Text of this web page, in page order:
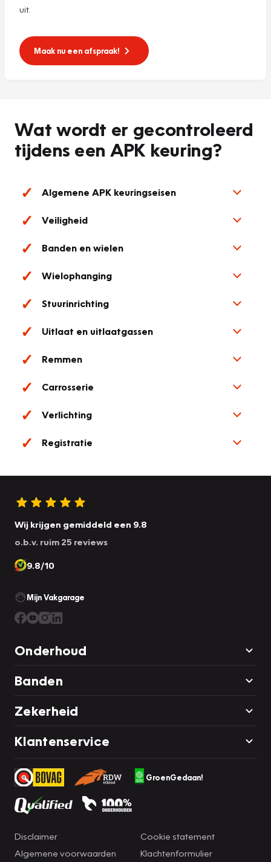
uit.
Maak nu een afspraak!
Wat wordt er gecontroleerd
tijdens een APK keuring?
Algemene APK keuringseisen
Veiligheid
Banden en wielen
Wielophanging
Stuurinrichting
Uitlaat en uitlaatgassen
Remmen
Carrosserie
Verlichting
Registratie
Wij krijgen gemiddeld een 9.8
o.b.v. ruim 25 reviews
9.8/10
Mijn Vakgarage
Onderhoud
Banden
Zekerheid
Klantenservice
GroenGedaan!
Disclaimer
Algemene voorwaarden
Cookie statement
Klachtenformulier